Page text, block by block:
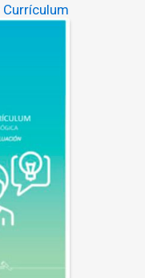
Currículum